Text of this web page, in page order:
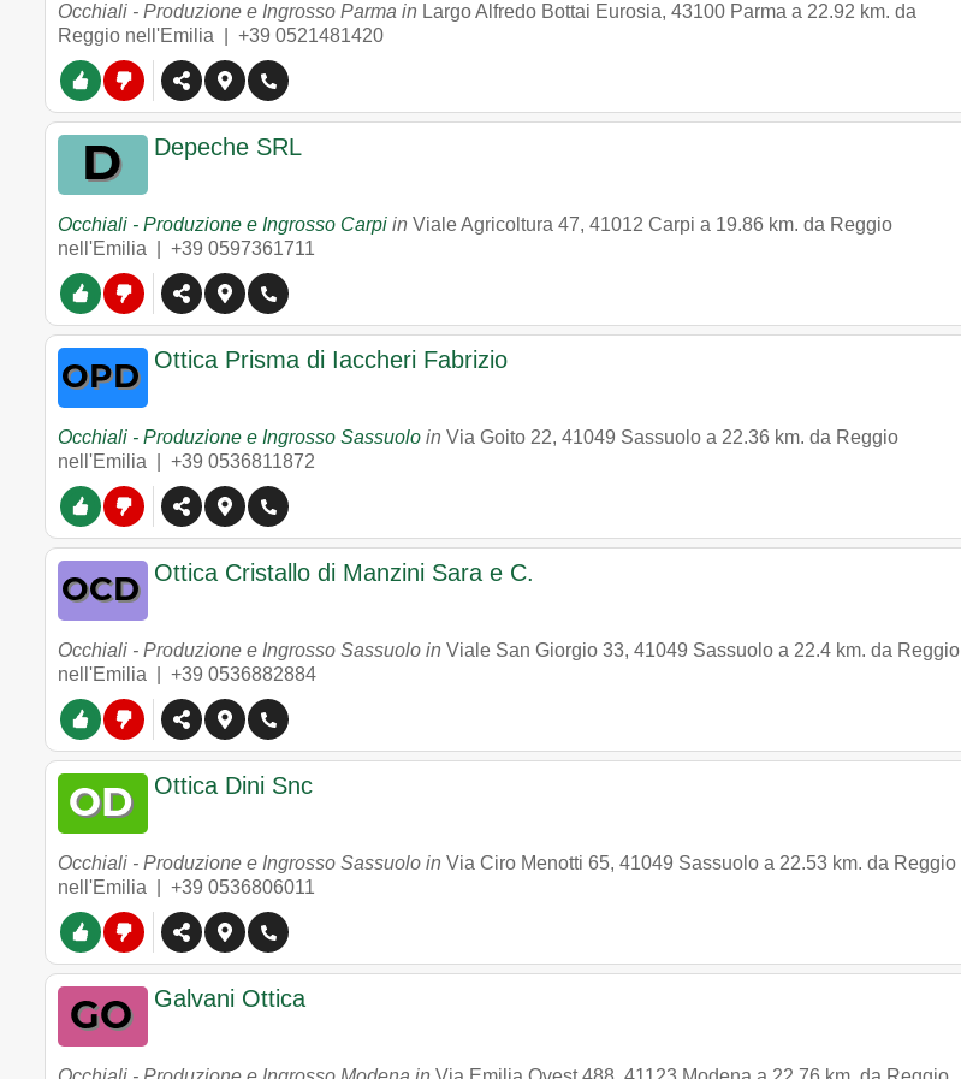
Occhiali - Produzione e Ingrosso Parma in Largo Alfredo Bottai Eurosia, 43100 Parma a 22.92 km. da
Reggio nell'Emilia | +39 0521481420
Depeche SRL
Occhiali - Produzione e Ingrosso Carpi in Viale Agricoltura 47, 41012 Carpi a 19.86 km. da Reggio
nell'Emilia | +39 0597361711
Ottica Prisma di Iaccheri Fabrizio
Occhiali - Produzione e Ingrosso Sassuolo in Via Goito 22, 41049 Sassuolo a 22.36 km. da Reggio
nell'Emilia | +39 0536811872
Ottica Cristallo di Manzini Sara e C.
Occhiali - Produzione e Ingrosso Sassuolo in Viale San Giorgio 33, 41049 Sassuolo a 22.4 km. da Reggio
nell'Emilia | +39 0536882884
Ottica Dini Snc
Occhiali - Produzione e Ingrosso Sassuolo in Via Ciro Menotti 65, 41049 Sassuolo a 22.53 km. da Reggio
nell'Emilia | +39 0536806011
Galvani Ottica